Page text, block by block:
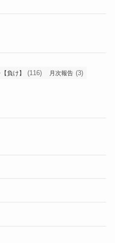
負け】 (116) 月次報告 (3)